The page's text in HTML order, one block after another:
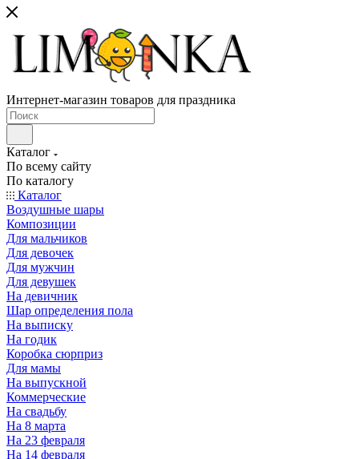
Интернет-магазин товаров для праздника
Каталог
По всему сайту
По каталогу
Каталог
Воздушные шары
Композиции
Для мальчиков
Для девочек
Для мужчин
Для девушек
На девичник
Шар определения пола
На выписку
На годик
Коробка сюрприз
Для мамы
На выпускной
Коммерческие
На свадьбу
На 8 марта
На 23 февраля
На 14 февраля